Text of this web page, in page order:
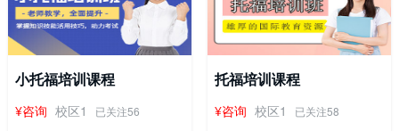
小托福培训课程
¥咨询 校区1 已关注56
托福培训课程
¥咨询 校区1 已关注58